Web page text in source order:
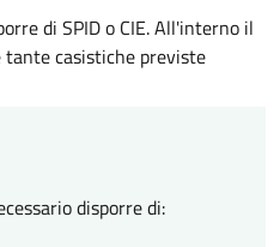
di SPID o CIE. All'interno il
casistiche previste
disporre di: